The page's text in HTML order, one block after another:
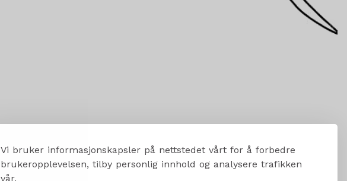
Vi bruker informasjonskapsler på nettstedet vårt for å forbedre
brukeropplevelsen, tilby personlig innhold og analysere trafikken
vår.